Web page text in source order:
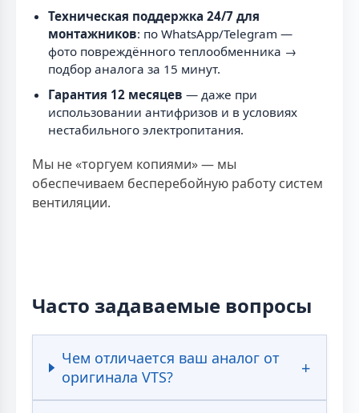
Техническая поддержка 24/7 для
монтажников: по WhatsApp/Telegram —
фото повреждённого теплообменника →
подбор аналога за 15 минут.
Гарантия 12 месяцев — даже при
использовании антифризов и в условиях
нестабильного электропитания.
Мы не «торгуем копиями» — мы
обеспечиваем бесперебойную работу систем
вентиляции.
Часто задаваемые вопросы
Чем отличается ваш аналог от
оригинала VTS?